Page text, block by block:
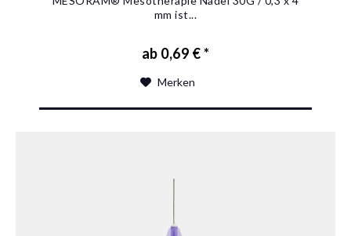
mm ist...
ab 0,69 € *
Merken